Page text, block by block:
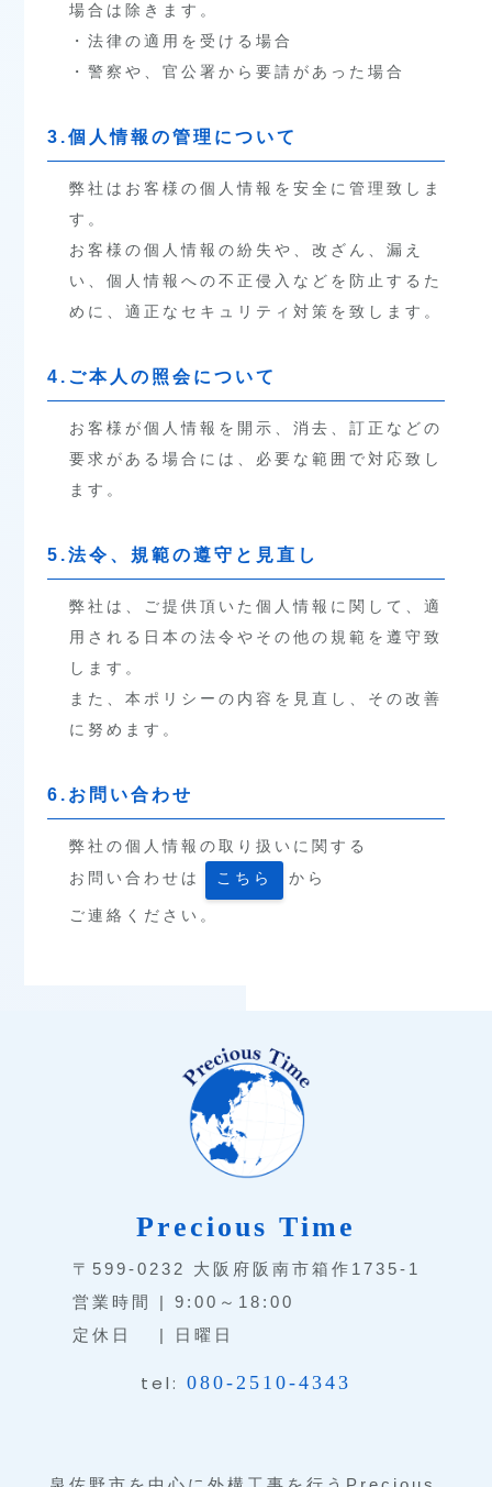
場合は除きます。
・法律の適用を受ける場合
・警察や、官公署から要請があった場合
3.個人情報の管理について
弊社はお客様の個人情報を安全に管理致しま
す。
お客様の個人情報の紛失や、改ざん、漏え
い、個人情報への不正侵入などを防止するた
めに、適正なセキュリティ対策を致します。
4.ご本人の照会について
お客様が個人情報を開示、消去、訂正などの
要求がある場合には、必要な範囲で対応致し
ます。
5.法令、規範の遵守と見直し
弊社は、ご提供頂いた個人情報に関して、適
用される日本の法令やその他の規範を遵守致
します。
また、本ポリシーの内容を見直し、その改善
に努めます。
6.お問い合わせ
弊社の個人情報の取り扱いに関する
お問い合わせは
こちら から
ご連絡ください。
Precious Time
〒599-0232 大阪府阪南市箱作1735-1
営業時間 | 9:00～18:00
定休日 | 日曜日
tel: 080-2510-4343